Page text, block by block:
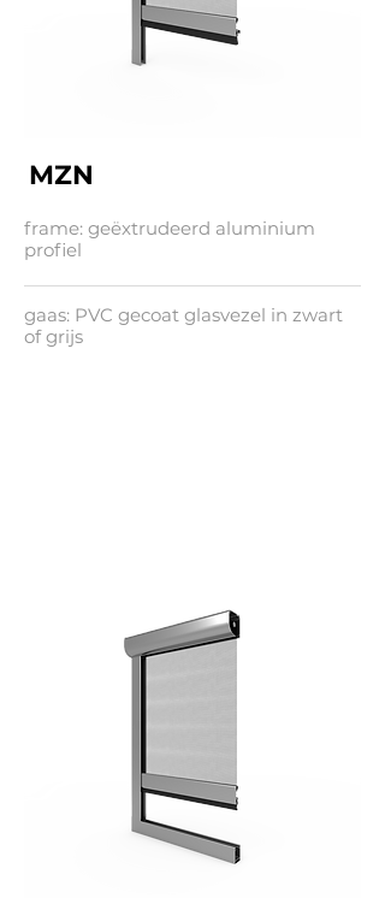
MZN
frame: geëxtrudeerd aluminium
profiel
gaas: PVC gecoat glasvezel in zwart
of grijs